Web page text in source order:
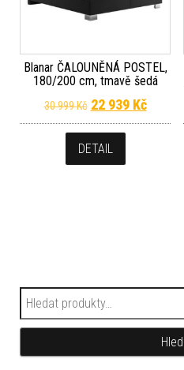
Blanar ČALOUNĚNÁ POSTEL,
180/200 cm, tmavě šedá
30 999Kč Původní cena
22 939 Kč
DETAIL
Hledat: